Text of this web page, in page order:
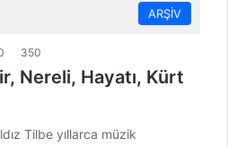
ARŞİV
350
Nereli, Hayatı, Kürt
Tilbe yıllarca müzik